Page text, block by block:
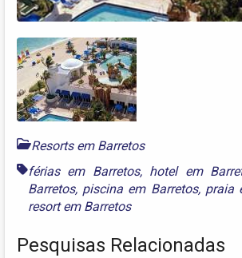
Resorts em Barretos
férias em Barretos, hotel em
Barretos, piscina em Barretos, praia
resort em Barretos
Pesquisas Relacionadas